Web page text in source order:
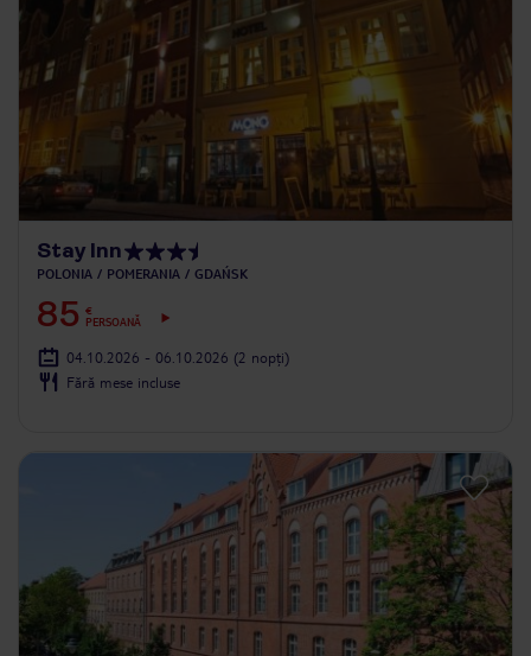
Stay Inn
POLONIA POMERANIA GDAŃSK
85 €
PERSOANĂ
04.10.2026 - 06.10.2026 (2 nopți)
Fără mese incluse